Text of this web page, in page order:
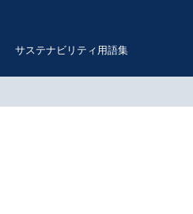
サステナビリティ用語集